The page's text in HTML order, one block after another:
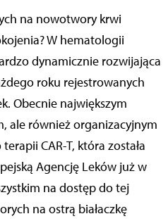
na nowotwory krwi
W hematologii
dynamicznie rozwijająca
roku rejestrowanych
Obecnie największym
ale również organizacyjnym
CAR-T, która została
Agencję Leków już w
na dostęp do tej
na ostrą białaczkę